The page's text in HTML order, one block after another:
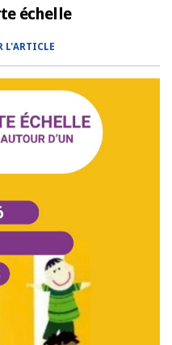
échelle
L'ARTICLE